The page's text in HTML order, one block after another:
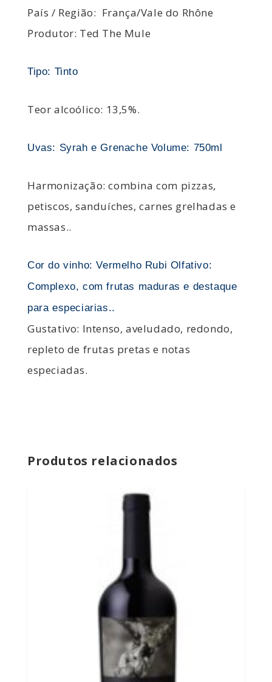
País / Região: França/Vale do Rhône
Produtor: Ted The Mule
Tipo: Tinto
Teor alcoólico: 13,5%.
Uvas: Syrah e Grenache Volume: 750ml
Harmonização: combina com pizzas,
petiscos, sanduíches, carnes grelhadas e
massas..
Cor do vinho: Vermelho Rubi Olfativo:
Complexo, com frutas maduras e destaque
para especiarias..
Gustativo: Intenso, aveludado, redondo,
repleto de frutas pretas e notas
especiadas.
Produtos relacionados